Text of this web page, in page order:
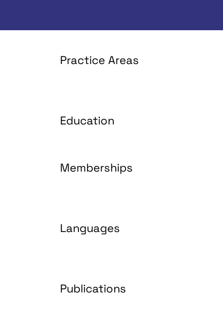
Practice Areas
Education
Memberships
Languages
Publications